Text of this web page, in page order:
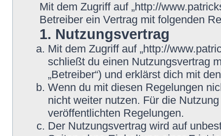
Mit dem Zugriff auf „http://
Betreiber ein Vertrag mit folgenden
1. Nutzungsvertrag
Mit dem Zugriff auf „http://
schließt du einen Nutzungsvertrag
„Betreiber“) und erklärst dich mit
Wenn du mit diesen Regelungen
nicht weiter nutzen. Für die
veröffentlichten Regelungen.
Der Nutzungsvertrag wird auf